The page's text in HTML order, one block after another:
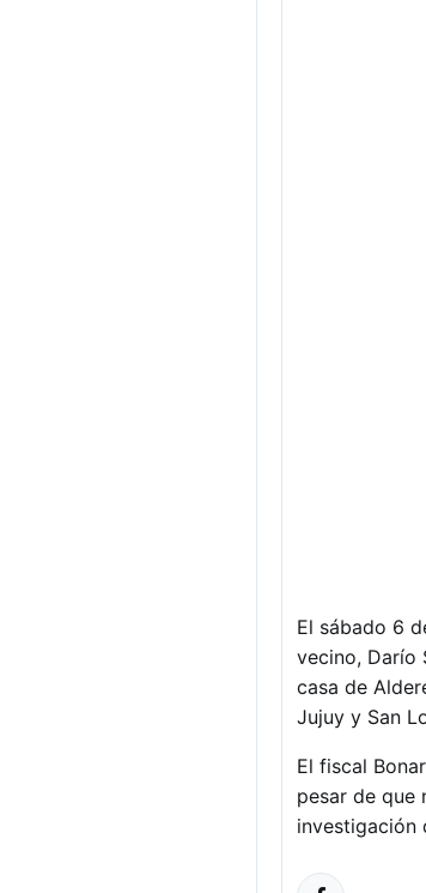
El sábado 6
vecino, Darío
casa de
Jujuy y San
El fiscal
pesar de que
investigación